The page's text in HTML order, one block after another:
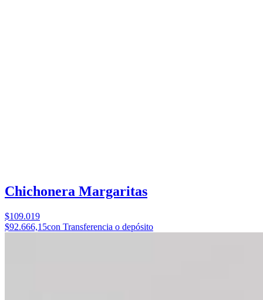
Chichonera Margaritas
$109.019
$92.666,15con Transferencia o depósito